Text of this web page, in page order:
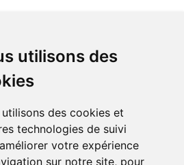
utilisons des
utilisons des cookies et
technologies de suivi
votre expérience
sur notre site, pour
100% sécurisé
Retrait et livraison